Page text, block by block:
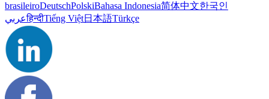
brasileiroDeutschPolskiBahasa Indonesia简体中文한국인
عربيहिन्दीTiếng Việt日本語Türkçe